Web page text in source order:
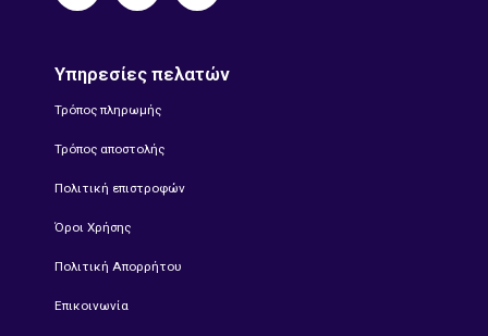
Υπηρεσίες πελατών
Τρόπος πληρωμής
Τρόπος αποστολής
Πολιτική επιστροφών
Όροι Χρήσης
Πολιτική Απορρήτου
Επικοινωνία